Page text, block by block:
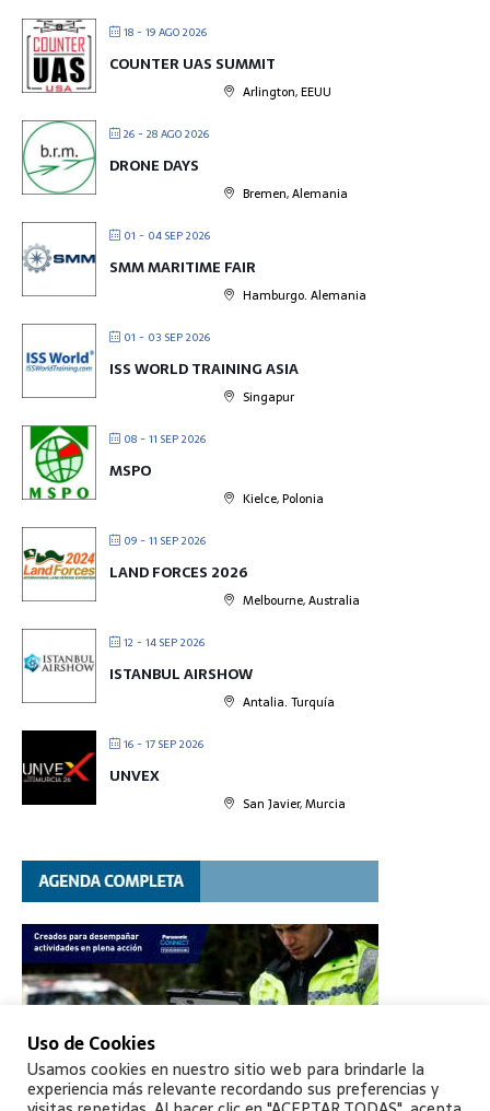
18 - 19 AGO 2026
COUNTER UAS SUMMIT
Arlington, EEUU
26 - 28 AGO 2026
DRONE DAYS
Bremen, Alemania
01 - 04 SEP 2026
SMM MARITIME FAIR
Hamburgo. Alemania
01 - 03 SEP 2026
ISS WORLD TRAINING ASIA
Singapur
08 - 11 SEP 2026
MSPO
Kielce, Polonia
09 - 11 SEP 2026
LAND FORCES 2026
Melbourne, Australia
12 - 14 SEP 2026
ISTANBUL AIRSHOW
Antalia. Turquía
16 - 17 SEP 2026
UNVEX
San Javier, Murcia
Uso de Cookies
Usamos cookies en nuestro sitio web para brindarle la
experiencia más relevante recordando sus preferencias y